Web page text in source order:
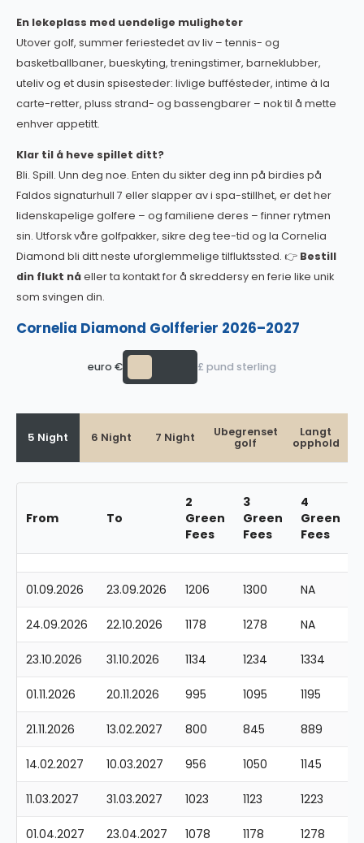
En lekeplass med uendelige muligheter
Utover golf, summer feriestedet av liv – tennis- og
basketballbaner, bueskyting, treningstimer, barneklubber,
uteliv og et dusin spisesteder: livlige buffésteder, intime à la
carte-retter, pluss strand- og bassengbarer – nok til å mette
enhver appetitt.
Klar til å heve spillet ditt?
Bli. Spill. Unn deg noe. Enten du sikter deg inn på birdies på
Faldos signaturhull 7 eller slapper av i spa-stillhet, er det her
lidenskapelige golfere – og familiene deres – finner rytmen
sin. Utforsk våre golfpakker, sikre deg tee-tid og la Cornelia
Diamond bli ditt neste uforglemmelige tilfluktssted. 👉 Bestill
din flukt nåeller ta kontakt for å skreddersy en ferie like unik
som svingen din.
Cornelia Diamond Golfferier 2026–2027
euro € £ pund sterling
5 Night 6 Night 7 Night
Ubegrenset
golf
Langt
opphold
From To
2
Green
Fees
3
Green
Fees
4
Green
Fees
01.09.2026 23.09.2026 1206 1300 NA
24.09.2026 22.10.2026 1178 1278 NA
23.10.2026 31.10.2026 1134 1234 1334
01.11.2026 20.11.2026 995 1095 1195
21.11.2026 13.02.2027 800 845 889
14.02.2027 10.03.2027 956 1050 1145
11.03.2027 31.03.2027 1023 1123 1223
01.04.2027 23.04.2027 1078 1178 1278